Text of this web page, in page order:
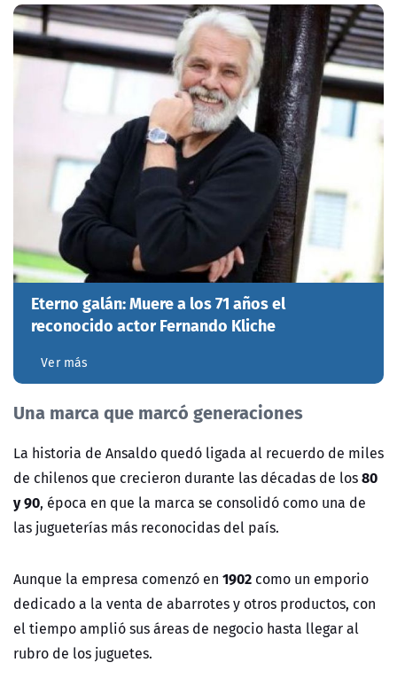
Eterno galán: Muere a los 71 años el
reconocido actor Fernando Kliche
Ver más
Una marca que marcó generaciones
La historia de Ansaldo quedó ligada al recuerdo de miles
de chilenos que crecieron durante las décadas de los80
y 90, época en que la marca se consolidó como una de
las jugueterías más reconocidas del país.
Aunque la empresa comenzó en 1902 como un emporio
dedicado a la venta de abarrotes y otros productos, con
el tiempo amplió sus áreas de negocio hasta llegar al
rubro de los juguetes.